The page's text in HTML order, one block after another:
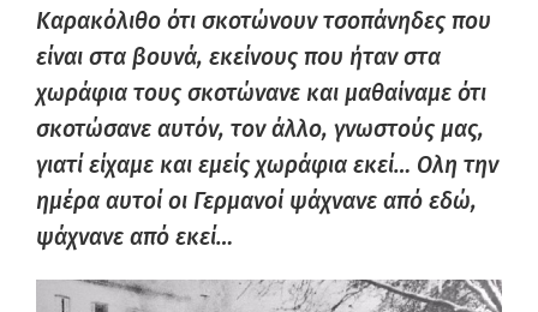
Καρακόλιθο ότι σκοτώνουν τσοπάνηδες που
είναι στα βουνά, εκείνους που ήταν στα
χωράφια τους σκοτώνανε και μαθαίναμε ότι
σκοτώσανε αυτόν, τον άλλο, γνωστούς μας,
γιατί είχαμε και εμείς χωράφια εκεί… Ολη την
ημέρα αυτοί οι Γερμανοί ψάχνανε από εδώ,
ψάχνανε από εκεί…